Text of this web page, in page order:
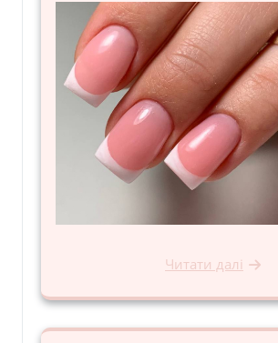
Читати далі